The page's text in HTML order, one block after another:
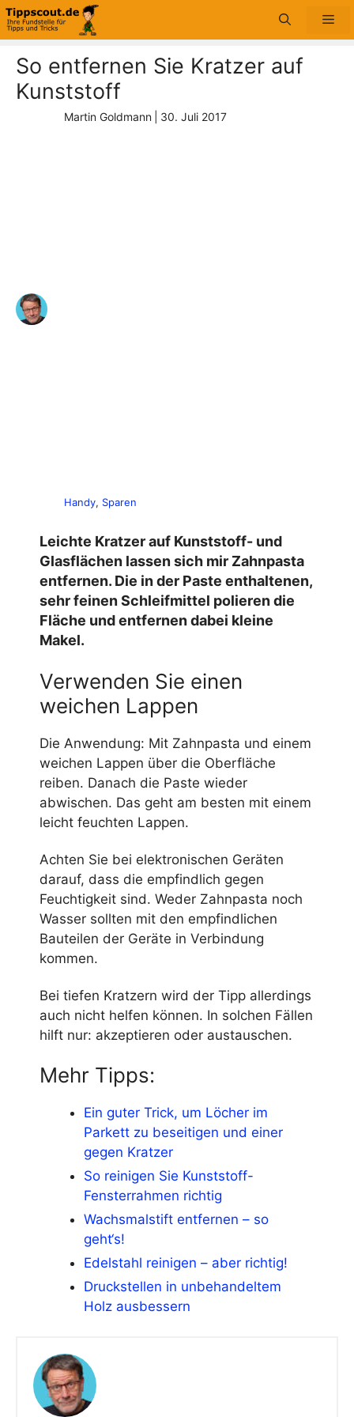
Zum
Inhalt
So entfernen Sie Kratzer auf
Kunststoff
Martin Goldmann 30. Juli 2017
Handy, Sparen
Leichte Kratzer auf Kunststoff- und
Glasflächen lassen sich mir Zahnpasta
entfernen. Die in der Paste enthaltenen,
sehr feinen Schleifmittel polieren die
Fläche und entfernen dabei kleine
Makel.
Verwenden Sie einen
weichen Lappen
Die Anwendung: Mit Zahnpasta und einem
weichen Lappen über die Oberfläche
reiben. Danach die Paste wieder
abwischen. Das geht am besten mit einem
leicht feuchten Lappen.
Achten Sie bei elektronischen Geräten
darauf, dass die empfindlich gegen
Feuchtigkeit sind. Weder Zahnpasta noch
Wasser sollten mit den empfindlichen
Bauteilen der Geräte in Verbindung
kommen.
Bei tiefen Kratzern wird der Tipp allerdings
auch nicht helfen können. In solchen Fällen
hilft nur: akzeptieren oder austauschen.
Mehr Tipps:
Ein guter Trick, um Löcher im
Parkett zu beseitigen und einer
gegen Kratzer
So reinigen Sie Kunststoff-
Fensterrahmen richtig
Wachsmalstift entfernen – so
geht‘s!
Edelstahl reinigen – aber richtig!
Druckstellen in unbehandeltem
Holz ausbessern